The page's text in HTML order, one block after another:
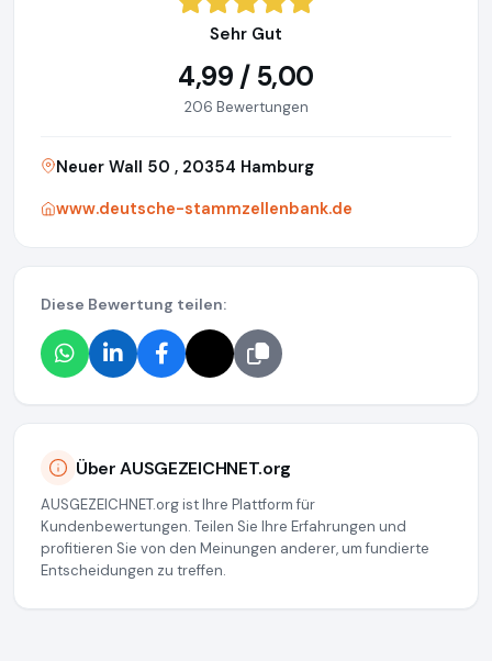
Sehr Gut
4,99 / 5,00
206 Bewertungen
Neuer Wall 50 , 20354 Hamburg
www.deutsche-stammzellenbank.de
Diese Bewertung teilen:
Über AUSGEZEICHNET.org
AUSGEZEICHNET.org ist Ihre Plattform für
Kundenbewertungen. Teilen Sie Ihre Erfahrungen und
profitieren Sie von den Meinungen anderer, um fundierte
Entscheidungen zu treffen.